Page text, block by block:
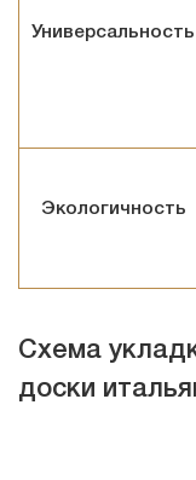
Универсальность
Экологичность
Схема
доски